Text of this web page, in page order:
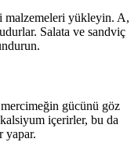
malzemeleri yükleyin. A,
Salata ve sandviç
gücünü göz
içerirler, bu da
yapar.